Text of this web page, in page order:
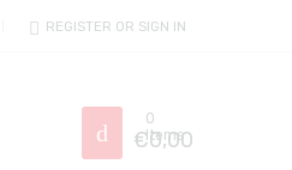
REGISTER OR SIGN IN
0
Items
€0,00